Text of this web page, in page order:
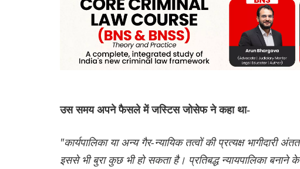
उस समय अपने फैसले में जस्टिस जोसेफ ने कहा था-
"कार्यपालिका या अन्य गैर-न्यायिक तत्वों की प्रत्यक्ष भागीदारी
इससे भी बुरा कुछ भी हो सकता है। प्रतिबद्ध न्यायपालिका बनाने